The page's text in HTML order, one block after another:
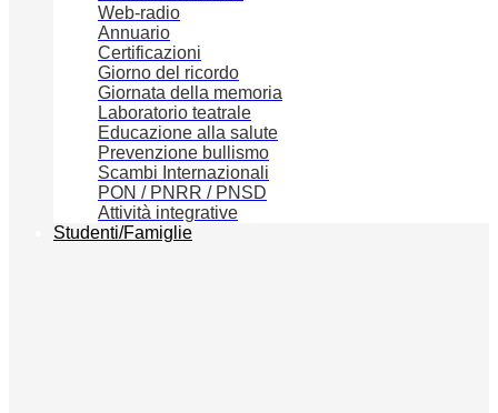
Web-radio
Annuario
Certificazioni
Giorno del ricordo
Giornata della memoria
Laboratorio teatrale
Educazione alla salute
Prevenzione bullismo
Scambi Internazionali
PON / PNRR / PNSD
Attività integrative
Studenti/Famiglie